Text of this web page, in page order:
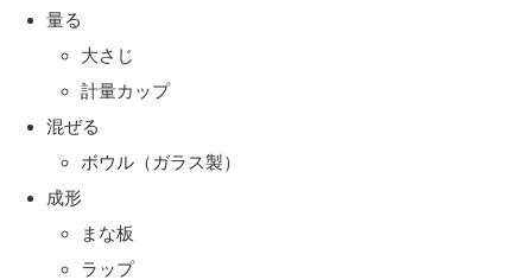
量る
大さじ
計量カップ
混ぜる
ボウル（ガラス製）
成形
まな板
ラップ